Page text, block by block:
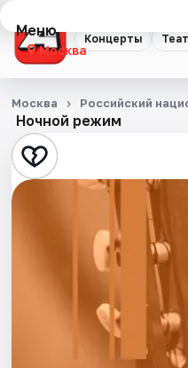
Концерты
Меню
Москва
Концерты
Театр
Стендап
Ночной режим
Москва Российский